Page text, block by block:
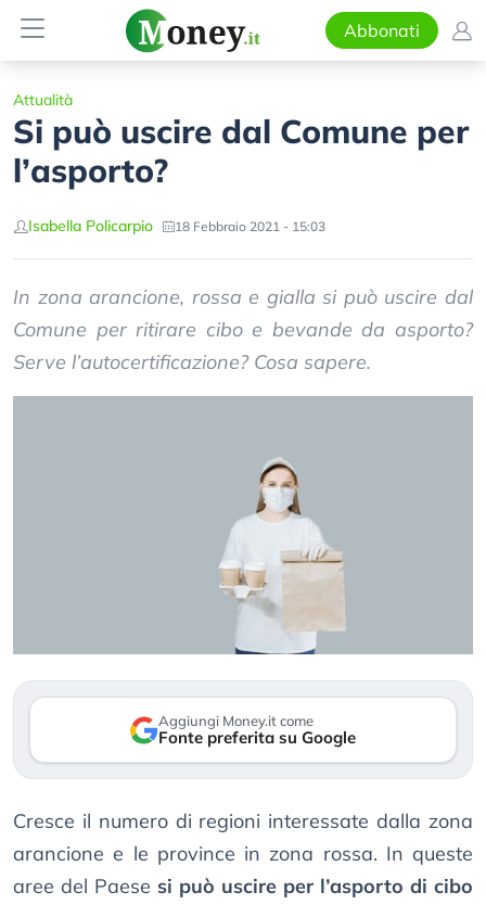
Abbonati
Attualità
Si può uscire dal Comune per
l’asporto?
Isabella Policarpio 18 Febbraio 2021 - 15:03
In zona arancione, rossa e gialla si può uscire dal
Comune per ritirare cibo e bevande da asporto?
Serve l’autocertificazione? Cosa sapere.
Aggiungi Money.it come
Fonte preferita su Google
Cresce il numero di regioni interessate dalla zona
arancione e le province in zona rossa. In queste
aree del Paese si può uscire per l’asporto di cibo